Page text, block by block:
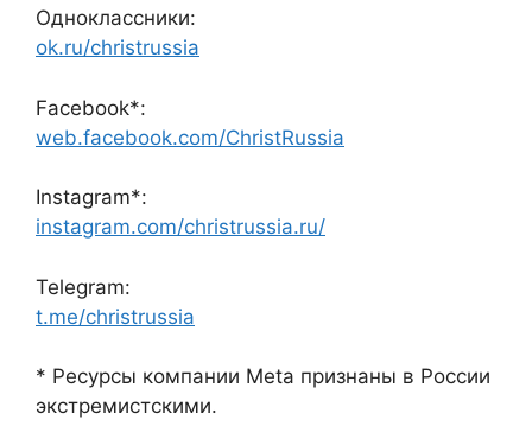
Одноклассники:
ok.ru/christrussia
Facebook*:
web.facebook.com/ChristRussia
Instagram*:
instagram.com/christrussia.ru/
Telegram:
t.me/christrussia
* Ресурсы компании Meta признаны в России
экстремистскими.